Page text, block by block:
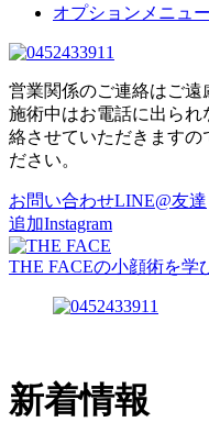
オプションメニュー
営業関係のご連絡はご遠
施術中はお電話に出ら
絡させていただきますの
ださい。
お問い合わせLINE@友達
追加Instagram
THE FACEの小顔術を学
新着情報